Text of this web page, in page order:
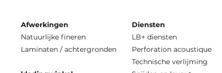
Afwerkingen
Natuurlijke fineren
Laminaten / achtergronden
Diensten
LB+ diensten
Perforation acoustique
Technische verlijming